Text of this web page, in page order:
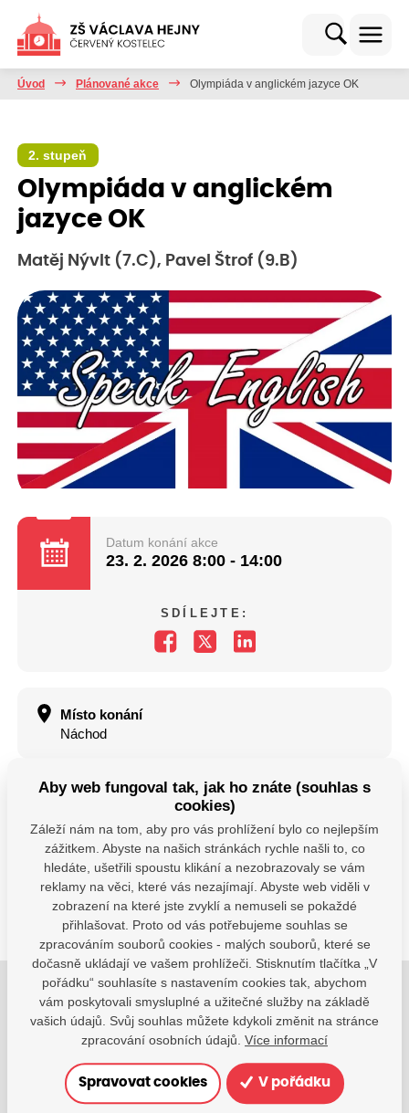
Úvod Plánované akce Olympiáda v anglickém jazyce OK
2. stupeň
Olympiáda v anglickém
jazyce OK
Matěj Nývlt (7.C), Pavel Štrof (9.B)
Datum konání akce
23. 2. 2026 8:00 - 14:00
SDÍLEJTE:
Místo konání
Náchod
Máte dotazy?
Kontaktujte nás
Jsme tu pro Vaše děti.
Jsme k dispozici, pokud potřebujete pomoci.
zsvhejny@zsvhejny.cz
Aby web fungoval tak, jak ho znáte (souhlas s
cookies)
Záleží nám na tom, aby pro vás prohlížení bylo co nejlepším
zážitkem. Abyste na našich stránkách rychle našli to, co
hledáte, ušetřili spoustu klikání a nezobrazovaly se vám
reklamy na věci, které vás nezajímají. Abyste web viděli v
zobrazení na které jste zvyklí a nemuseli se pokaždé
přihlašovat. Proto od vás potřebujeme souhlas se
zpracováním souborů cookies - malých souborů, které se
dočasně ukládají ve vašem prohlížeči. Stisknutím tlačítka „V
pořádku“ souhlasíte s nastavením cookies tak, abychom
vám poskytovali smysluplné a užitečné služby na základě
vašich údajů. Svůj souhlas můžete kdykoli změnit na stránce
zpracování osobních údajů. Více informací
Spravovat cookies V pořádku